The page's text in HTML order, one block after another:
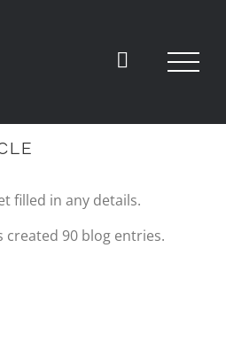
filled in any details.
created 90 blog entries.